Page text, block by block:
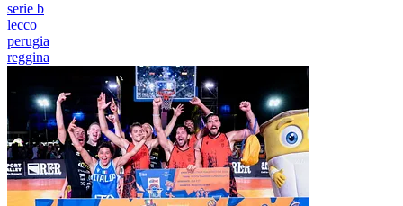
serie b
lecco
perugia
reggina